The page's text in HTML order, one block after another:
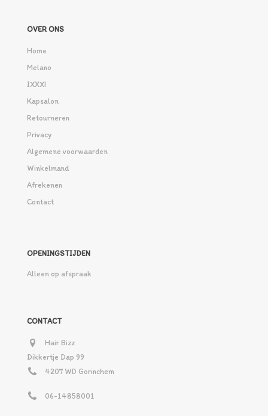
OVER ONS
Home
Melano
IXXXI
Kapsalon
Retourneren
Privacy
Algemene voorwaarden
Winkelmand
Afrekenen
Contact
OPENINGSTIJDEN
Alleen op afspraak
CONTACT
Hair Bizz
Dikkertje Dap 99
4207 WD Gorinchem
06-14858001